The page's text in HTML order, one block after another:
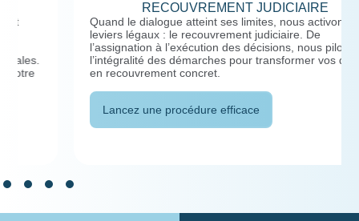
RECOUVREMENT JUDICIAIRE
Quand le dialogue atteint ses limites, nous activons les
leviers légaux : le recouvrement judiciaire. De
l’assignation à l’exécution des décisions, nous pilotons
l’intégralité des démarches pour transformer vos droits
en recouvrement concret.
Lancez une procédure efficace